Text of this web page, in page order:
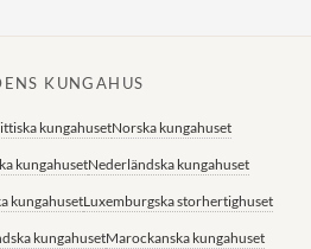
KUNGAHUS
kungahusetNorska kungahuset
kungahusetNederländska kungahuset
kungahusetLuxemburgska storhertighuset
kungahusetMarockanska kungahuset